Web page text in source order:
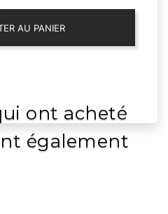
AU PANIER
ont acheté
également